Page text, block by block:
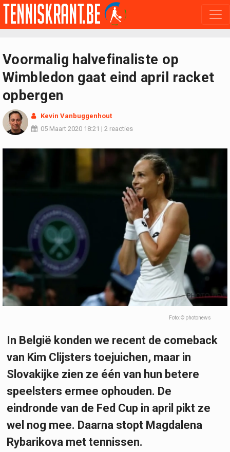
Voormalig halvefinaliste op
Wimbledon gaat eind april racket
opbergen
Kevin Vanbuggenhout
05 Maart 2020 18:21 | 2 reacties
Foto: © photonews
In België konden we recent de comeback
van Kim Clijsters toejuichen, maar in
Slovakijke zien ze één van hun betere
speelsters ermee ophouden. De
eindronde van de Fed Cup in april pikt ze
wel nog mee. Daarna stopt Magdalena
Rybarikova met tennissen.